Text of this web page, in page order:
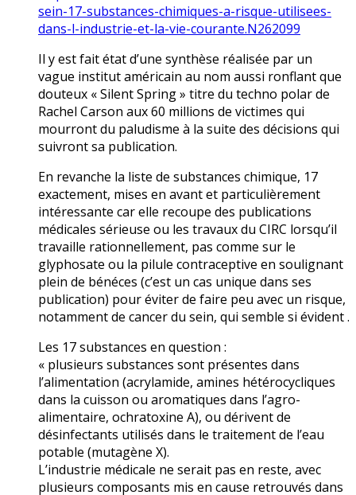
sein-17-substances-chimiques-a-risque-utilisees-
dans-l-industrie-et-la-vie-courante.N262099
Il y est fait état d’une synthèse réalisée par un
vague institut américain au nom aussi ronflant que
douteux « Silent Spring » titre du techno polar de
Rachel Carson aux 60 millions de victimes qui
mourront du paludisme à la suite des décisions qui
suivront sa publication.
En revanche la liste de substances chimique, 17
exactement, mises en avant et particulièrement
intéressante car elle recoupe des publications
médicales sérieuse ou les travaux du CIRC lorsqu’il
travaille rationnellement, pas comme sur le
glyphosate ou la pilule contraceptive en soulignant
plein de bénéfices (c’est un cas unique dans ses
publication) pour éviter de faire peu avec un risque,
notamment de cancer du sein, qui semble si évident .
Les 17 substances en question :
« plusieurs substances sont présentes dans
l’alimentation (acrylamide, amines hétérocycliques
dans la cuisson ou aromatiques dans l’agro-
alimentaire, ochratoxine A), ou dérivent de
désinfectants utilisés dans le traitement de l’eau
potable (mutagène X).
L’industrie médicale ne serait pas en reste, avec
plusieurs composants mis en cause retrouvés dans